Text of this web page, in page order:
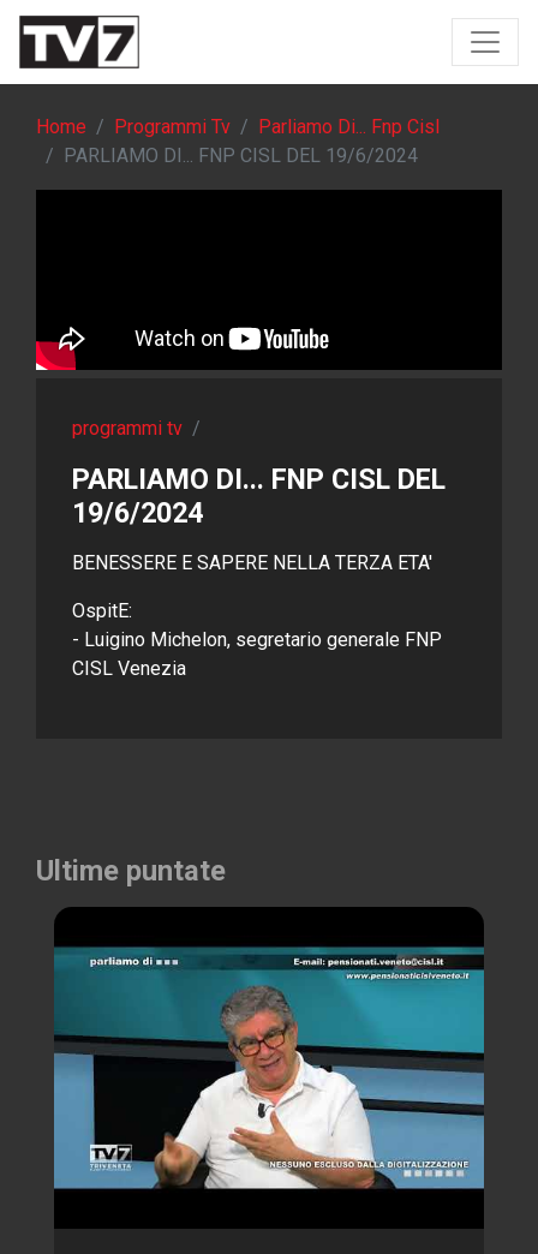
Home Programmi Tv
Parliamo Di... Fnp Cisl
PARLIAMO DI... FNP CISL DEL 19/6/2024
programmi tv /
PARLIAMO DI... FNP CISL DEL
19/6/2024
BENESSERE E SAPERE NELLA TERZA ETA'
OspitE:
- Luigino Michelon, segretario generale FNP
CISL Venezia
Ultime puntate